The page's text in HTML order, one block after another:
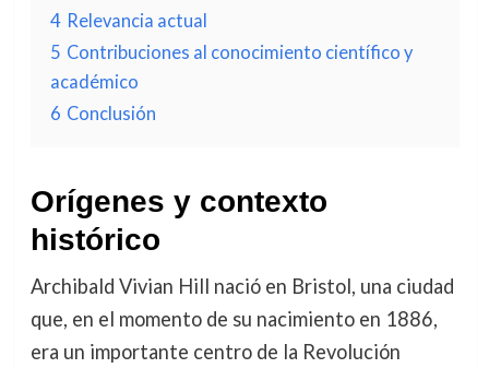
4 Relevancia actual
5 Contribuciones al conocimiento científico y
académico
6 Conclusión
Orígenes y contexto
histórico
Archibald Vivian Hill nació en Bristol, una ciudad
que, en el momento de su nacimiento en 1886,
era un importante centro de la Revolución